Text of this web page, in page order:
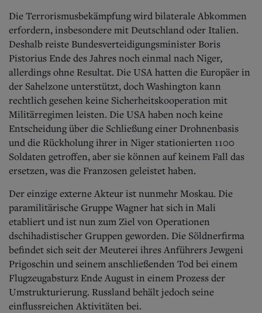
Die Terrorismusbekämpfung wird bilaterale Abkommen
erfordern, insbesondere mit Deutschland oder Italien.
Deshalb reiste Bundesverteidigungsminister Boris
Pistorius Ende des Jahres noch einmal nach Niger,
allerdings ohne Resultat. Die USA hatten die Europäer in
der Sahelzone unterstützt, doch Washington kann
rechtlich gesehen keine Sicherheitskooperation mit
Militärregimen leisten. Die USA haben noch keine
Entscheidung über die Schließung einer Drohnenbasis
und die Rückholung ihrer in Niger stationierten 1100
Soldaten getroffen, aber sie können auf keinem Fall das
ersetzen, was die Franzosen geleistet haben.
Der einzige externe Akteur ist nunmehr Moskau. Die
paramilitärische Gruppe Wagner hat sich in Mali
etabliert und ist nun zum Ziel von Operationen
dschihadistischer Gruppen geworden. Die Söldnerfirma
befindet sich seit der Meuterei ihres Anführers Jewgeni
Prigoschin und seinem anschließenden Tod bei einem
Flugzeugabsturz Ende August in einem Prozess der
Umstrukturierung. Russland behält jedoch seine
einflussreichen Aktivitäten bei.